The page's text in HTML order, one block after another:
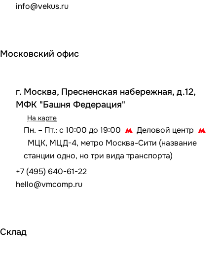
info@vekus.ru
Московский офис
г. Москва, Пресненская набережная, д.12,
МФК "Башня Федерация"
На карте
Пн. – Пт.: с 10:00 до 19:00
Деловой центр
МЦК, МЦД-4, метро Москва-Сити (название
станции одно, но три вида транспорта)
+7 (495) 640-61-22
hello@vmcomp.ru
Склад